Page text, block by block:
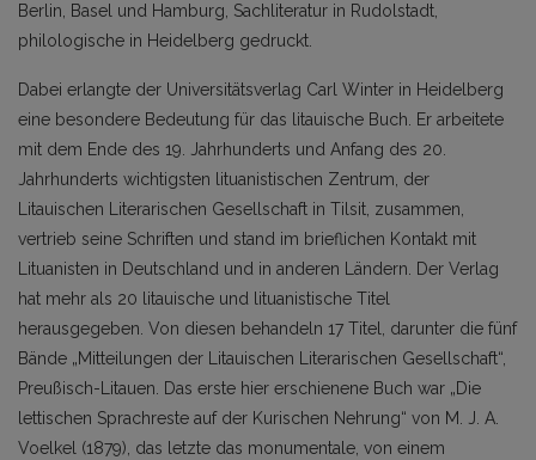
Berlin, Basel und Hamburg, Sachliteratur in Rudolstadt,
philologische in Heidelberg gedruckt.
Dabei erlangte der Universitätsverlag Carl Winter in Heidelberg
eine besondere Bedeutung für das litauische Buch. Er arbeitete
mit dem Ende des 19. Jahrhunderts und Anfang des 20.
Jahrhunderts wichtigsten lituanistischen Zentrum, der
Litauischen Literarischen Gesellschaft in Tilsit, zusammen,
vertrieb seine Schriften und stand im brieflichen Kontakt mit
Lituanisten in Deutschland und in anderen Ländern. Der Verlag
hat mehr als 20 litauische und lituanistische Titel
herausgegeben. Von diesen behandeln 17 Titel, darunter die fünf
Bände „Mitteilungen der Litauischen Literarischen Gesellschaft“,
Preußisch-Litauen. Das erste hier erschienene Buch war „Die
lettischen Sprachreste auf der Kurischen Nehrung“ von M. J. A.
Voelkel (1879), das letzte das monumentale, von einem